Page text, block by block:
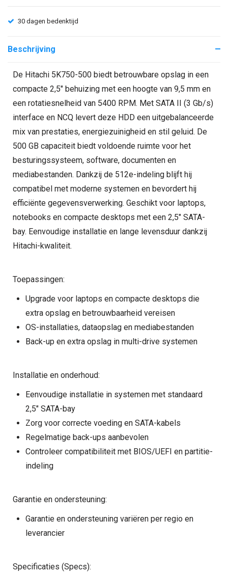
30 dagen bedenktijd
Beschrijving
De Hitachi 5K750-500 biedt betrouwbare opslag in een
compacte 2,5" behuizing met een hoogte van 9,5 mm en
een rotatiesnelheid van 5400 RPM. Met SATA II (3 Gb/s)
interface en NCQ levert deze HDD een uitgebalanceerde
mix van prestaties, energiezuinigheid en stil geluid. De
500 GB capaciteit biedt voldoende ruimte voor het
besturingssysteem, software, documenten en
mediabestanden. Dankzij de 512e-indeling blijft hij
compatibel met moderne systemen en bevordert hij
efficiënte gegevensverwerking. Geschikt voor laptops,
notebooks en compacte desktops met een 2,5" SATA-
bay. Eenvoudige installatie en lange levensduur dankzij
Hitachi-kwaliteit.
Toepassingen:
Upgrade voor laptops en compacte desktops die
extra opslag en betrouwbaarheid vereisen
OS-installaties, dataopslag en mediabestanden
Back-up en extra opslag in multi-drive systemen
Installatie en onderhoud:
Eenvoudige installatie in systemen met standaard
2,5" SATA-bay
Zorg voor correcte voeding en SATA-kabels
Regelmatige back-ups aanbevolen
Controleer compatibiliteit met BIOS/UEFI en partitie-
indeling
Garantie en ondersteuning:
Garantie en ondersteuning variëren per regio en
leverancier
Specificaties (Specs):